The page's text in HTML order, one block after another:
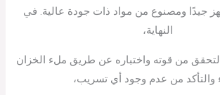
جيدًا ومصنوع من مواد ذات جودة عالية. في
النهاية،
من قوته واختباره عن طريق ملء الخزان
والتأكد من عدم وجود أي تسريب،